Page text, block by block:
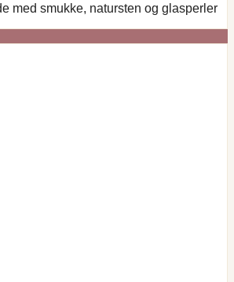
med smukke, natursten og glasperler